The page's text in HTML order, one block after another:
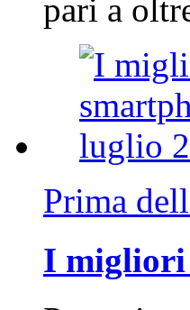
pari a
Prima
I migliori